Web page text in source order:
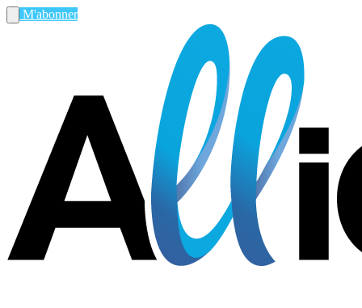
M'abonner